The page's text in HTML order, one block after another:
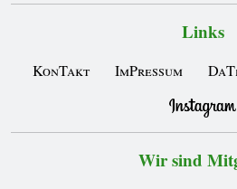
Links
KonTakt ImPressum
Wir sind